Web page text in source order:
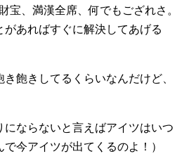
宝、満漢全席、何でもござれさ。
あればすぐに解決してあげる
飽きしてるくらいなんだけど、
ならないと言えばアイツはいつ
今アイツが出てくるのよ！）